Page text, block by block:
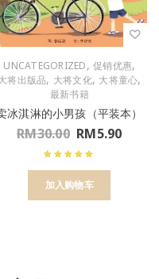
UNCATEGORIZED,促销优惠,
将出版品, 大将文化, 大将童心,
最新书籍
冰淇淋的小男孩（平装本）
RM30.00 RM5.90
加入购物车